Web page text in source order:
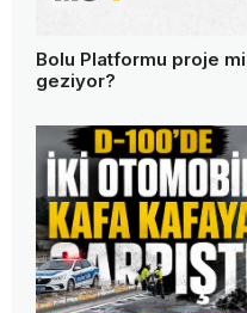
Bolu Platformu proje
geziyor?